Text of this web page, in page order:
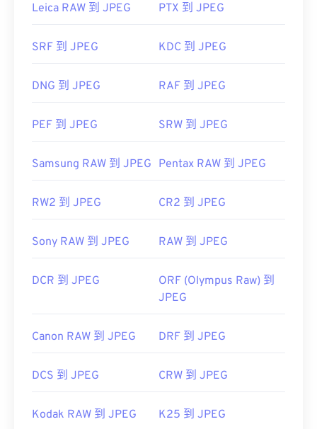
首次发布：1992年9月18日
https://www.lifewire.com/jpg-jpeg-file-4139913
Leica RAW 到 JPEG PTX 到 JPEG
SRF 到 JPEG KDC 到 JPEG
DNG 到 JPEG RAF 到 JPEG
PEF 到 JPEG SRW 到 JPEG
Samsung RAW 到 JPEG Pentax RAW 到 JPEG
RW2 到 JPEG CR2 到 JPEG
Sony RAW 到 JPEG RAW 到 JPEG
DCR 到 JPEG
ORF (Olympus Raw) 到
JPEG
Canon RAW 到 JPEG DRF 到 JPEG
DCS 到 JPEG CRW 到 JPEG
Kodak RAW 到 JPEG K25 到 JPEG